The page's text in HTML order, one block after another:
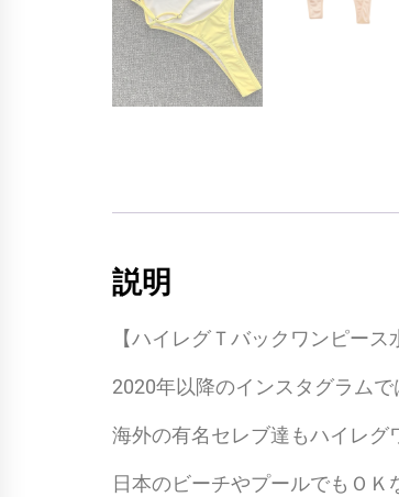
説明
【ハイレグＴバックワンピー
2020年以降のインスタグラム
海外の有名セレブ達もハイレグ
日本のビーチやプールでもＯ